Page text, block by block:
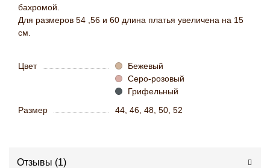
бахромой.
Для размеров 54 ,56 и 60 длина платья увеличена на 15
см.
Цвет
Бежевый
Серо-розовый
Грифельный
Размер
44, 46, 48, 50, 52
Отзывы (1)